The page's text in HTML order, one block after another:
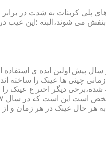
پلی کربنات به شدت در
می شوند،البته ؛این عیب در
پیش اولین ایده ی
ها عینک را ساخته اند
حال عینک در هر زمان و